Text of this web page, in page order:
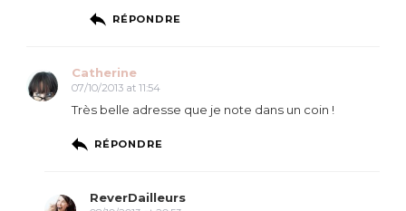
RÉPONDRE
Catherine
07/10/2013 at 11:54
Très belle adresse que je note dans un coin !
RÉPONDRE
ReverDailleurs